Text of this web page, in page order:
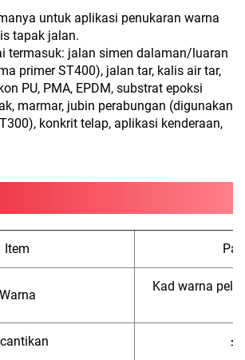
untuk aplikasi penukaran warna
tapak jalan.
termasuk: jalan simen dalaman/luaran
primer ST400), jalan tar, kalis air tar,
PU, PMA, EPDM, substrat epoksi
marmar, jubin perabungan (digunakan
konkrit telap, aplikasi kenderaan,
Item
Warna
Kad warna